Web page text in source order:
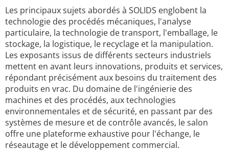
Les principaux sujets abordés à SOLIDS englobent la
technologie des procédés mécaniques, l'analyse
particulaire, la technologie de transport, l'emballage, le
stockage, la logistique, le recyclage et la manipulation.
Les exposants issus de différents secteurs industriels
mettent en avant leurs innovations, produits et services,
répondant précisément aux besoins du traitement des
produits en vrac. Du domaine de l'ingénierie des
machines et des procédés, aux technologies
environnementales et de sécurité, en passant par des
systèmes de mesure et de contrôle avancés, le salon
offre une plateforme exhaustive pour l'échange, le
réseautage et le développement commercial.